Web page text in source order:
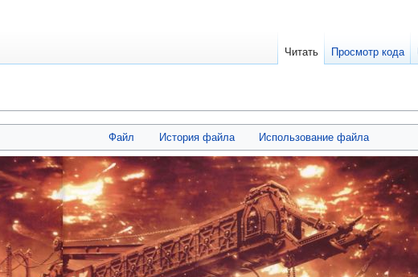
Файл История файла Использование файла
Читать Просмотр кода